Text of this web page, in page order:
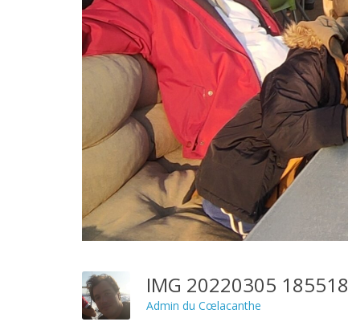
IMG 20220305 185518
Admin du Cœlacanthe